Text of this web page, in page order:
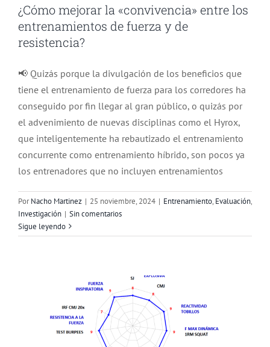
¿Cómo mejorar la «convivencia» entre los
entrenamientos de fuerza y de
resistencia?
📢 Quizás porque la divulgación de los beneficios que
tiene el entrenamiento de fuerza para los corredores ha
conseguido por fin llegar al gran público, o quizás por
el advenimiento de nuevas disciplinas como el Hyrox,
que inteligentemente ha rebautizado el entrenamiento
concurrente como entrenamiento híbrido, son pocos ya
los entrenadores que no incluyen entrenamientos
PorNacho Martinez | 25 noviembre, 2024 | Entrenamiento, Evaluación,
Investigación | Sin comentarios
Sigue leyendo
¿Factores diferenciales del rendimiento